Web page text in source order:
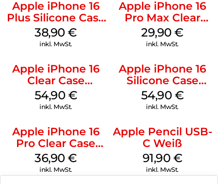
Apple iPhone 16
Plus Silicone Case
MagSafe Denim
38,90€
inkl. MwSt.
Apple iPhone 16
Pro Max Clear
Case MagSafe
Transparent
29,90€
inkl. MwSt.
Apple iPhone 16
Clear Case
MagSafe
Transparent
54,90 €
inkl. MwSt.
Apple iPhone 16
Silicone Case
MagSafe Lake
Green
54,90 €
inkl. MwSt.
Apple iPhone 16
Pro Clear Case
MagSafe
Transparent
36,90€
inkl. MwSt.
Apple Pencil USB-
C Weiß
91,90 €
inkl. MwSt.